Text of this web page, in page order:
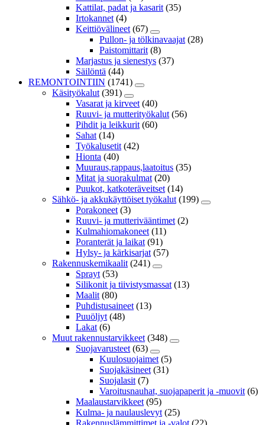
Kattilat, padat ja kasarit (35)
Irtokannet (4)
Keittiövälineet (67)
Pullon- ja tölkinavaajat (28)
Paistomittarit (8)
Marjastus ja sienestys (37)
Säilöntä (44)
REMONTOINTIIN (1741)
Käsityökalut (391)
Vasarat ja kirveet (40)
Ruuvi- ja mutterityökalut (56)
Pihdit ja leikkurit (60)
Sahat (14)
Työkalusetit (42)
Hionta (40)
Muuraus,rappaus,laatoitus (35)
Mitat ja suorakulmat (20)
Puukot, katkoteräveitset (14)
Sähkö- ja akkukäyttöiset työkalut (199)
Porakoneet (3)
Ruuvi- ja mutterivääntimet (2)
Kulmahiomakoneet (11)
Poranterät ja laikat (91)
Hylsy- ja kärkisarjat (57)
Rakennuskemikaalit (241)
Sprayt (53)
Silikonit ja tiivistysmassat (13)
Maalit (80)
Puhdistusaineet (13)
Puuöljyt (48)
Lakat (6)
Muut rakennustarvikkeet (348)
Suojavarusteet (63)
Kuulosuojaimet (5)
Suojakäsineet (31)
Suojalasit (7)
Varoitusnauhat, suojapaperit ja -muovit (6)
Maalaustarvikkeet (95)
Kulma- ja naulauslevyt (25)